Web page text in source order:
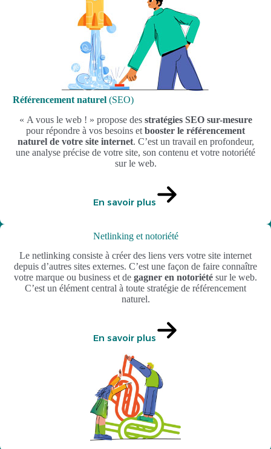
Référencement naturel (SEO)
« A vous le web ! » propose des stratégies SEO sur-mesure
pour répondre à vos besoins et booster le référencement
naturel de votre site internet. C’est un travail en profondeur,
une analyse précise de votre site, son contenu et votre notoriété
sur le web.
En savoir plus
Netlinking et notoriété
Le netlinking consiste à créer des liens vers votre site internet
depuis d’autres sites externes. C’est une façon de faire connaître
votre marque ou business et de gagner en notoriété sur le web.
C’est un élément central à toute stratégie de référencement
naturel.
En savoir plus